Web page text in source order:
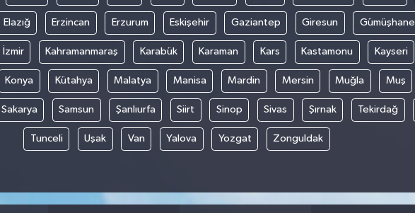
Elazığ Erzincan Erzurum Eskişehir Gaziantep Giresun Gümüşhane
İzmir Kahramanmaraş Karabük Karaman Kars Kastamonu Kayseri
Konya Kütahya Malatya Manisa Mardin Mersin Muğla Muş
Sakarya Samsun Şanlıurfa Siirt Sinop Sivas Şırnak Tekirdağ
Tunceli Uşak Van Yalova Yozgat Zonguldak